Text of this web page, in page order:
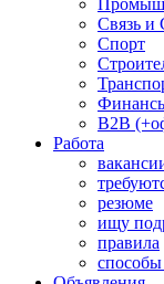
Связь
Спорт
B2B
Работа
резюме
ищу
правила